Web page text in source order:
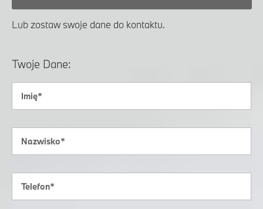
Lub zostaw swoje dane do kontaktu.
Twoje Dane: